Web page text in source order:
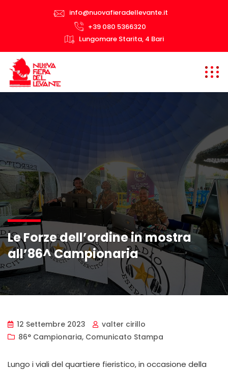
info@nuovafieradellevante.it
+39 080 5366320
Lungomare Starita, 4 Bari
Le Forze dell’ordine in mostra
all’86^ Campionaria
12 Settembre 2023
valter cirillo
86° Campionaria, Comunicato Stampa
Lungo i viali del quartiere fieristico, in occasione della